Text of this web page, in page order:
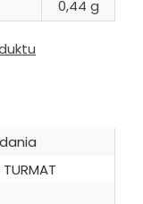
0,44 g
TURMAT